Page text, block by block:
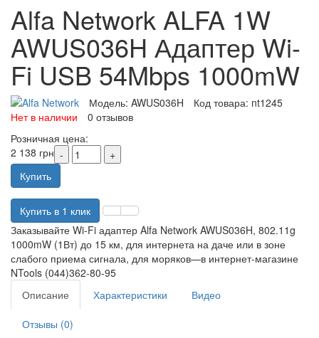
Alfa Network ALFA 1W
AWUS036H Адаптер Wi-
Fi USB 54Mbps 1000mW
Модель: AWUS036H Код товара: nt1245
Нет в наличии
0 отзывов
Розничная цена:
2 138 грн
Купить
Купить в 1 клик
Заказывайте Wi-Fi адаптер Alfa Network AWUS036H, 802.11g
1000mW (1Вт) до 15 км, для интернета на даче или в зоне
слабого приема сигнала, для моряков—в интернет-магазине
NTools (044)362-80-95
Описание
Характеристики Видео
Отзывы (0)